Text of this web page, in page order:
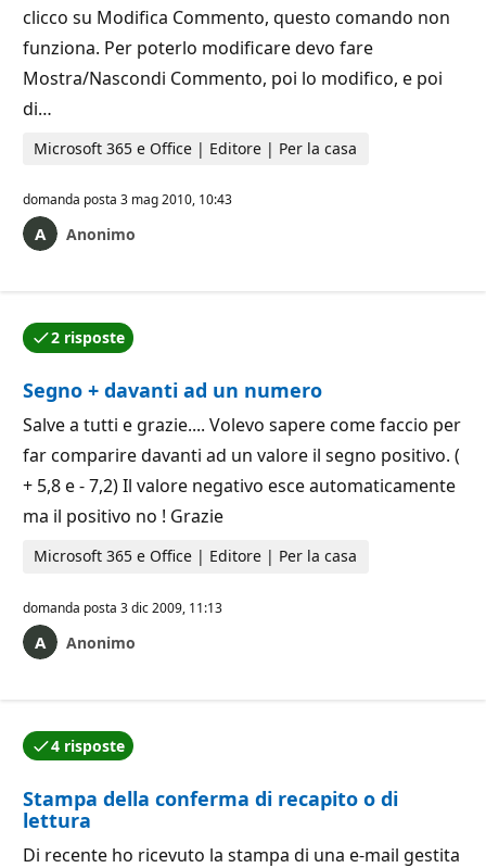
clicco su Modifica Commento, questo comando non
funziona. Per poterlo modificare devo fare
Mostra/Nascondi Commento, poi lo modifico, e poi
di…
Microsoft 365 e Office | Editore | Per la casa
domanda posta 3 mag 2010, 10:43
Anonimo
2 risposte
Una delle risposte è stata accettata dall'autore della
Segno + davanti ad un numero
Salve a tutti e grazie.... Volevo sapere come faccio per
far comparire davanti ad un valore il segno positivo. (
+ 5,8 e - 7,2) Il valore negativo esce automaticamente
ma il positivo no ! Grazie
Microsoft 365 e Office | Editore | Per la casa
domanda posta 3 dic 2009, 11:13
Anonimo
4 risposte
Una delle risposte è stata accettata dall'autore della
Stampa della conferma di recapito o di
lettura
Di recente ho ricevuto la stampa di una e-mail gestita